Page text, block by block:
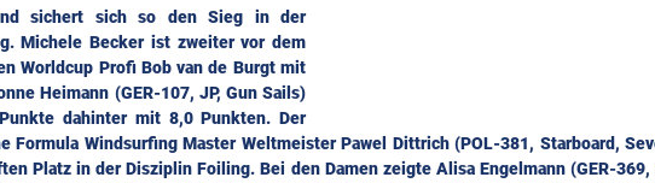
sichert sich so den Sieg in der
Michele Becker ist zweiter vor dem
Worldcup Profi Bob van de Burgt mit
Heimann (GER-107, JP, Gun Sails)
dahinter mit 8,0 Punkten. Der
Formula Windsurfing Master Weltmeister Pawel Dittrich (POL-381, Starboard,
Platz in der Disziplin Foiling. Bei den Damen zeigte Alisa Engelmann (GER-